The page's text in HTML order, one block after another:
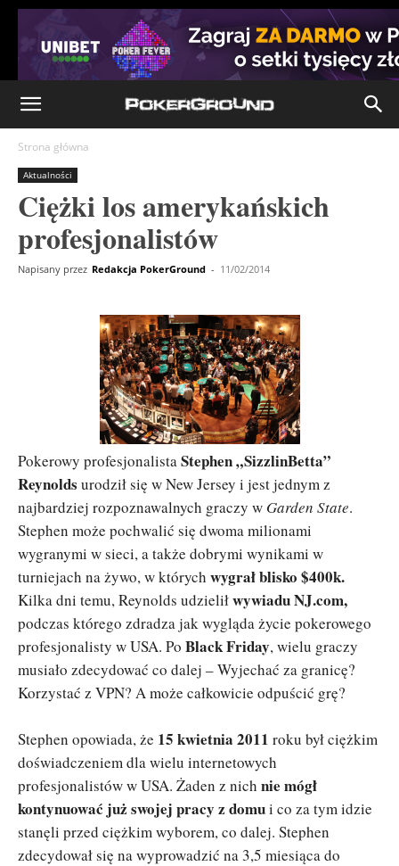
Strona główna
Aktualności
Ciężki los amerykańskich
profesjonalistów
Napisany przez Redakcja PokerGround - 11/02/2014
Pokerowy profesjonalistaStephen „SizzlinBetta”
Reynolds urodził się w New Jersey i jest jednym z
najbardziej rozpoznawalnych graczy w Garden State.
Stephen może pochwalić się dwoma milionami
wygranymi w sieci, a także dobrymi wynikami w
turniejach na żywo, w których wygrał blisko $400k.
Kilka dni temu, Reynolds udzieliłwywiadu NJ.com,
podczas którego zdradza jak wygląda życie pokerowego
profesjonalisty w USA. Po Black Friday, wielu graczy
musiało zdecydować co dalej – Wyjechać za granicę?
Korzystać z VPN? A może całkowicie odpuścić grę?
Stephen opowiada, że 15 kwietnia 2011 roku był ciężkim
doświadczeniem dla wielu internetowych
profesjonalistów w USA. Żaden z nich nie mógł
kontynuować już swojej pracy z domui co za tym idzie
stanęli przed ciężkim wyborem, co dalej. Stephen
zdecydował się na wyprowadzić na 3,5 miesiąca do